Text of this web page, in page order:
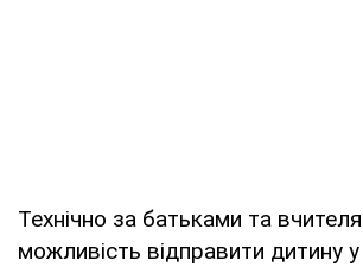
Технічно за батьками та
можливість відправити дитину